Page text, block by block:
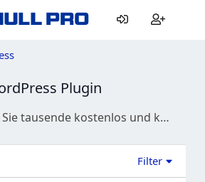
Plugin
Herunterladen Sie tausende kostenlos und kommerzieller WordPress-Plugins. Nehmen Sie die neuesten nukleierten Plugins herunter, finden Sie Unterstützung und diskutieren Sie die besten Erweiterungen für Ihr Site.
Filter